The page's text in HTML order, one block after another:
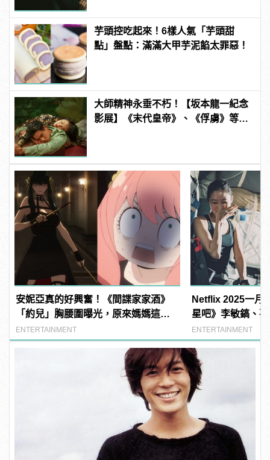
芋頭控吃起來！6樣人氣「芋頭甜
點」盤點：滿滿大甲芋泥餡太罪惡！
大師精神永垂不朽！【坂本龍一紀念
影展】《末代皇帝》、《俘虜》等
安妮亞真的好興奮！《間諜家家酒》
「約兒」胸腰圍曝光，原來媽媽這麼
辣！
ENTERTAINMENT
Netflix 2025一月
星吧》李敏鎬、
ENTERTAINMENT